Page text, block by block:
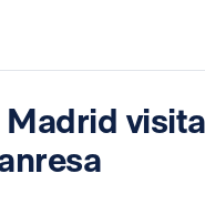
Madrid